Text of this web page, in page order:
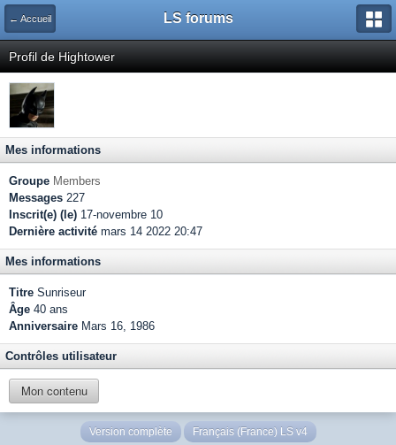
← Accueil LS forums
Profil de Hightower
Mes informations
Groupe Members
Messages 227
Inscrit(e) (le) 17-novembre 10
Dernière activité mars 14 2022 20:47
Mes informations
Titre Sunriseur
Âge 40 ans
Anniversaire Mars 16, 1986
Contrôles utilisateur
Mon contenu
Version complète Français (France) LS v4